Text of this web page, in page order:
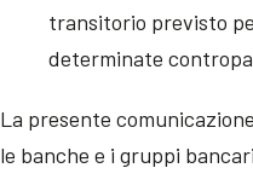
transitorio previsto
determinate
La presente
le banche e i gruppi